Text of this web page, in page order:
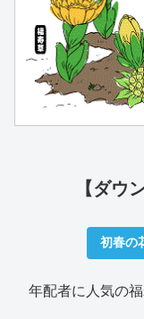
【ダウ
初春の
年配者に人気の